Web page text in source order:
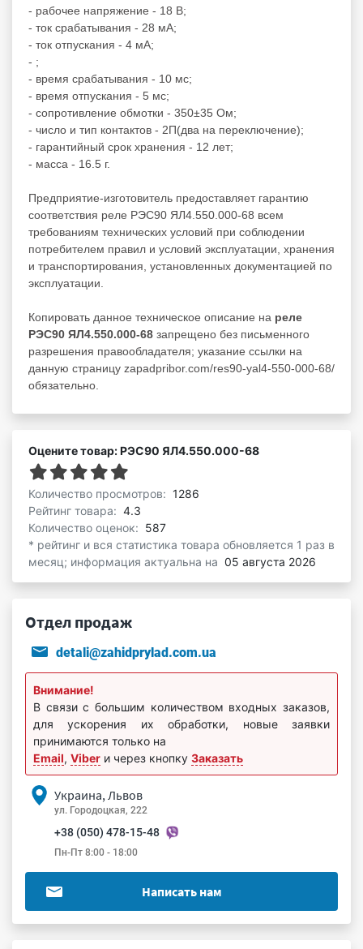
- рабочее напряжение - 18 В;
- ток срабатывания - 28 мА;
- ток отпускания - 4 мА;
- ;
- время срабатывания - 10 мс;
- время отпускания - 5 мс;
- сопротивление обмотки - 350±35 Ом;
- число и тип контактов - 2П(два на переключение);
- гарантийный срок хранения - 12 лет;
- масса - 16.5 г.
Предприятие-изготовитель предоставляет гарантию
соответствия реле РЭС90 ЯЛ4.550.000-68 всем
требованиям технических условий при соблюдении
потребителем правил и условий эксплуатации, хранения
и транспортирования, установленных документацией по
эксплуатации.
Копировать данное техническое описание на реле
РЭС90 ЯЛ4.550.000-68 запрещено без письменного
разрешения правообладателя; указание ссылки на
данную страницу zapadpribor.com/res90-yal4-550-000-68/
обязательно.
Оцените товар: РЭС90 ЯЛ4.550.000-68
Количество просмотров: 1286
Рейтинг товара: 4.3
Количество оценок: 587
* рейтинг и вся статистика товара обновляется 1 раз в
месяц; информация актуальна на 05 августа 2026
Отдел продаж
detali@zahidprylad.com.ua
Внимание!
В связи с большим количеством входных заказов,
для ускорения их обработки, новые заявки
принимаются только на
Email, Viber и через кнопку Заказать
Украина, Львов
ул. Городоцкая, 222
+38 (050) 478-15-48
Пн-Пт 8:00 - 18:00
Написать нам